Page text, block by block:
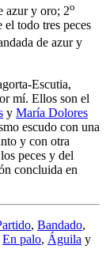
azur y oro; 2o
el todo tres peces
de azur y
Escutia,
mí. Ellos son el
y María Dolores
escudo con una
y con otra
peces y del
concluida en
, Bandado,
En palo, Águila y